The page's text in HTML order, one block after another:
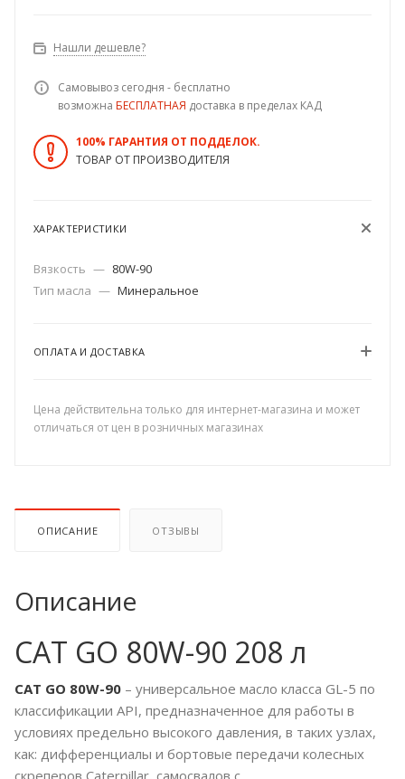
Нашли дешевле?
Самовывоз сегодня - бесплатно
возможна БЕСПЛАТНАЯ доставка в пределах КАД
100% ГАРАНТИЯ ОТ ПОДДЕЛОК.
ТОВАР ОТ ПРОИЗВОДИТЕЛЯ
ХАРАКТЕРИСТИКИ
Вязкость — 80W-90
Тип масла — Минеральное
ОПЛАТА И ДОСТАВКА
Цена действительна только для интернет-магазина и может
отличаться от цен в розничных магазинах
ОПИСАНИЕ ОТЗЫВЫ
Описание
CAT GO 80W-90 208 л
CAT GO 80W-90 – универсальное масло класса GL-5 по
классификации API, предназначенное для работы в
условиях предельно высокого давления, в таких узлах,
как: дифференциалы и бортовые передачи колесных